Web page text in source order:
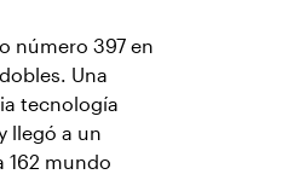
número 397 en
Una
tecnología
llegó a un
162 mundo